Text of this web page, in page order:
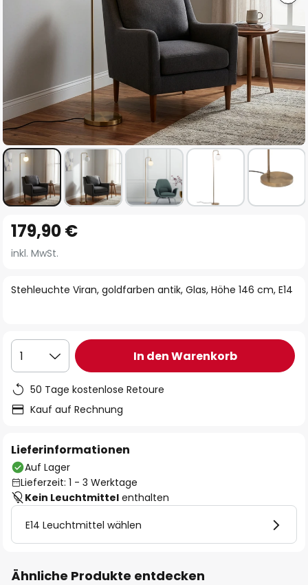
Anfang
der
springen
Stehleuchte Viran, goldfarben antik, Glas, Höhe 146 cm, E14
179,90 €
inkl. MwSt.
1 In den Warenkorb
50 Tage kostenlose Retoure
Kauf auf Rechnung
Lieferinformationen
Auf Lager
Lieferzeit: 1 - 3 Werktage
Kein Leuchtmittel enthalten
E14 Leuchtmittel wählen
Ähnliche Produkte entdecken